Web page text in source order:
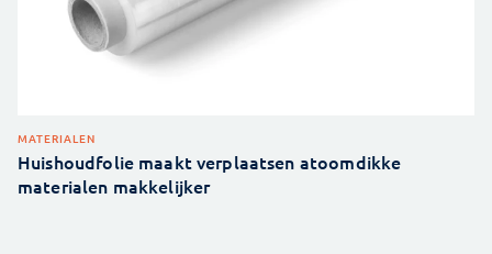
MATERIALEN
Huishoudfolie maakt verplaatsen atoomdikke
materialen makkelijker